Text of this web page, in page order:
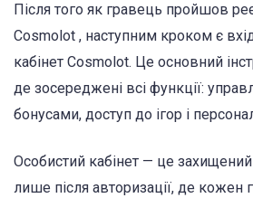
Після того як гравець пройшов
Cosmolot , наступним кроком є
кабінет Cosmolot. Це основний
де зосереджені всі функції:
бонусами, доступ до ігор і
Особистий кабінет — це захищений
лише після авторизації, де